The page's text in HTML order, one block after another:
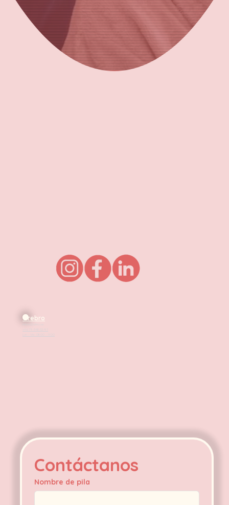
Örebro
+4679-348-32-97
Lun - Vie: 08:00 - 17:00
Contáctanos
Nombre de pila